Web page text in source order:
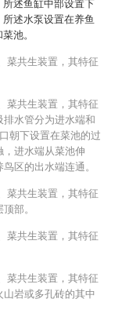
述鱼缸中部设置下
述水泵设置在养鱼
池。
菜共生装置，其特征
菜共生装置，其特征
水管分为进水端和
朝下设置在菜池的过
进水端从菜池伸
区的出水端连通。
菜共生装置，其特征
部。
菜共生装置，其特征
菜共生装置，其特征
岩或多孔砖的其中